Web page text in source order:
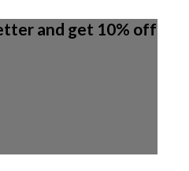
and get 10% off